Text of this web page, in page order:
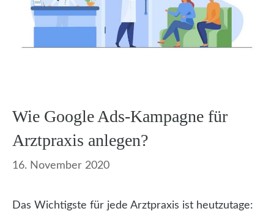
Wie Google Ads-Kampagne für
Arztpraxis anlegen?
16. November 2020
Das Wichtigste für jede Arztpraxis ist heutzutage: